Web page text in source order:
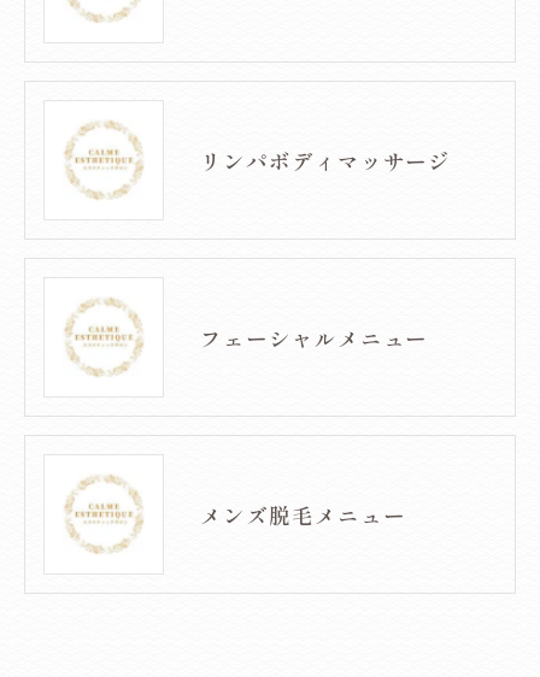
リンパボディマッサージ
フェーシャルメニュー
メンズ脱毛メニュー